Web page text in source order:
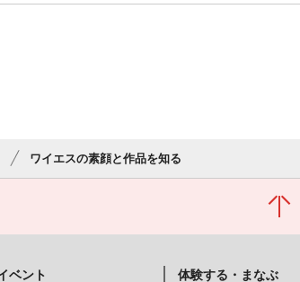
ワイエスの素顔と作品を知る
ベント 体験する・まなぶ